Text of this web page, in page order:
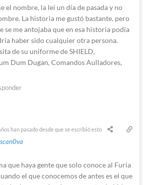
el nombre, la leí un día de pasada y no
La historia me gustó bastante, pero
se me antojaba que en esa historia podía
haber sido cualquier otra persona.
de su uniforme de SHIELD,
Dum Dugan, Comandos Aulladores,
han pasado desde que se escribió esto
que haya gente que solo conoce al Furia
el que conocemos de antes es el que